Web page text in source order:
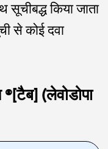
सूचीबद्ध किया जाता
से कोई दवा
(लेवोडोपा